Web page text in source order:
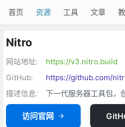
首页 资源 工具 文章
Nitro
网站地址:
https://v3.nitro.build
GitHub:
https://github.com/
描述信息:
下一代服务器工具包，
访问官网